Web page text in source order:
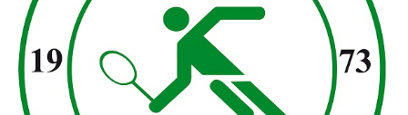
der
der
„Boris
Becker-
Club“